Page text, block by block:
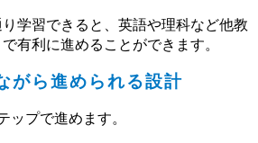
学習できると、英語や理科など他教
有利に進めることができます。
がら進められる設計
ップで進めます。